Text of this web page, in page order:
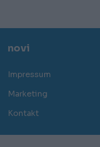
novi
Impressum
Marketing
Kontakt